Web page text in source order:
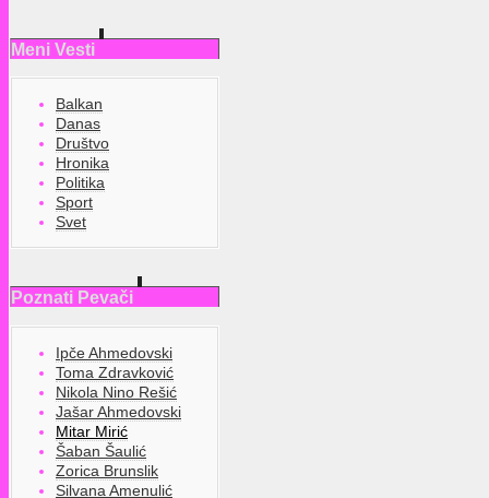
Meni Vesti
Balkan
Danas
Društvo
Hronika
Politika
Sport
Svet
Poznati Pevači
Ipče Ahmedovski
Toma Zdravković
Nikola Nino Rešić
Jašar Ahmedovski
Mitar Mirić
Šaban Šaulić
Zorica Brunslik
Silvana Amenulić